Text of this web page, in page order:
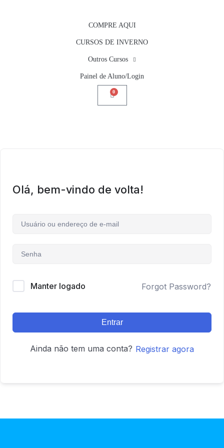
COMPRE AQUI
CURSOS DE INVERNO
Outros Cursos
Painel de Aluno/Login
0
Olá, bem-vindo de volta!
Manter logado Forgot Password?
Entrar
Ainda não tem uma conta? Registrar agora